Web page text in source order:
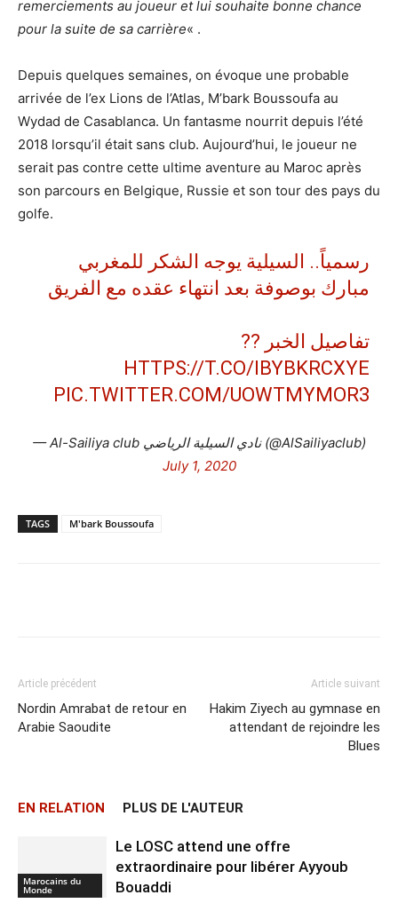
remerciements au joueur et lui souhaite bonne chance
pour la suite de sa carrière« .
Depuis quelques semaines, on évoque une probable
arrivée de l’ex Lions de l’Atlas, M’bark Boussoufa au
Wydad de Casablanca. Un fantasme nourrit depuis l’été
2018 lorsqu’il était sans club. Aujourd’hui, le joueur ne
serait pas contre cette ultime aventure au Maroc après
son parcours en Belgique, Russie et son tour des pays du
golfe.
رسمياً.. السيلية يوجه الشكر للمغربي
مبارك بوصوفة بعد انتهاء عقده مع الفريق
تفاصيل الخبر ??
HTTPS://T.CO/IBYBKRCXYE
PIC.TWITTER.COM/UOWTMYMOR3
— Al-Sailiya club نادي السيلية الرياضي (@AlSailiyaclub)
July 1, 2020
TAGS M'bark Boussoufa
Article précédent
Nordin Amrabat de retour en
Arabie Saoudite
Article suivant
Hakim Ziyech au gymnase en
attendant de rejoindre les
Blues
EN RELATION PLUS DE L'AUTEUR
Marocains du
Monde
Le LOSC attend une offre
extraordinaire pour libérer Ayyoub
Bouaddi